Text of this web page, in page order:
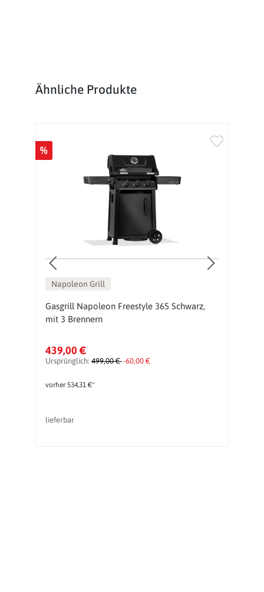
Produktgalerie überspringen
Ähnliche Produkte
%
Napoleon Grill
Gasgrill Napoleon Freestyle 365 Schwarz,
mit 3 Brennern
439,00 €
Ursprünglich: 499,00 €-60,00 €
vorher 534,31 €*
lieferbar